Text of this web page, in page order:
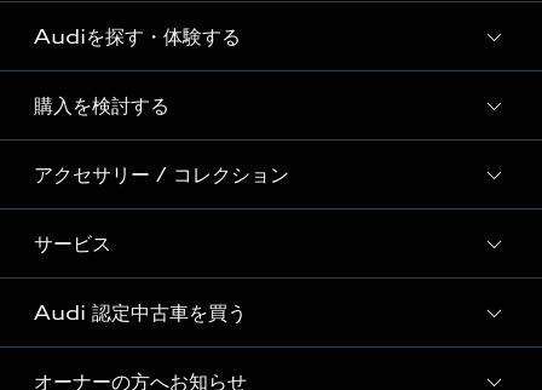
Audi ブランド
Story of Progress
Audi Sport
Formula 1®
デジタルサービス
Audiを探す・体験する
ディーラー検索
新車在庫検索
試乗車・展示車検索
見積り依頼
試乗予約
購入を検討する
モデル一覧
特別仕様モデル / 限定モデル
e-tronラインアップ
価格シミュレーション
車両比較
アクセサリー / コレクション
純正アクセサリー
オンラインショップ
Audi collection
サービス
サービス入庫予約
サービスプログラム
Audi 認定中古車を買う
オーナーの方へお知らせ